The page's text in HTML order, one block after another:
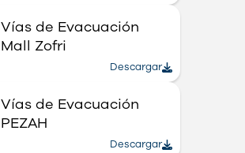
Vías de Evacuación
Mall Zofri
Descargar
Vías de Evacuación
PEZAH
Descargar